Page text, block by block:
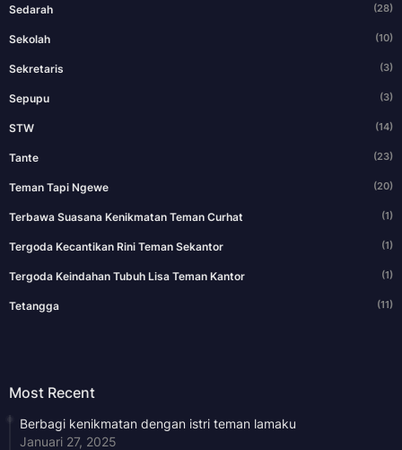
Sedarah (28)
Sekolah (10)
Sekretaris (3)
Sepupu (3)
STW (14)
Tante (23)
Teman Tapi Ngewe (20)
Terbawa Suasana Kenikmatan Teman Curhat (1)
Tergoda Kecantikan Rini Teman Sekantor (1)
Tergoda Keindahan Tubuh Lisa Teman Kantor (1)
Tetangga (11)
Most Recent
Berbagi kenikmatan dengan istri teman lamaku
Januari 27, 2025